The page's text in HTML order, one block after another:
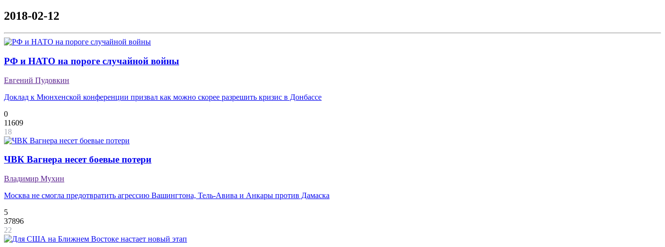
2018-02-12
РФ и НАТО на пороге случайной войны
Евгений Пудовкин
Доклад к Мюнхенской конференции призвал как можно скорее разрешить кризис в Донбассе
0
11609
18
ЧВК Вагнера несет боевые потери
Владимир Мухин
Москва не смогла предотвратить агрессию Вашингтона, Тель-Авива и Анкары против Дамаска
5
37896
22